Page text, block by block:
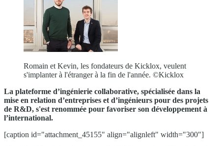
Romain et Kevin, les fondateurs de Kicklox, veulent
s'implanter à l'étranger à la fin de l'année. ©Kicklox
La plateforme d’ingénierie collaborative, spécialisée dans la
mise en relation d’entreprises et d’ingénieurs pour des projets
de R&D, s'est renommée pour favoriser son développement à
l’international.
[caption id="attachment_45155" align="alignleft" width="300"]